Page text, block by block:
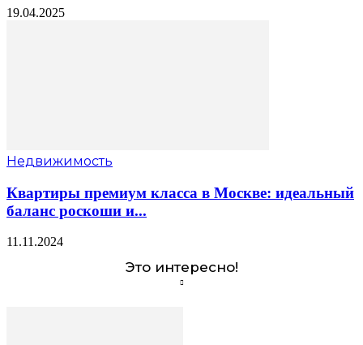
19.04.2025
Недвижимость
Квартиры премиум класса в Москве: идеальный
баланс роскоши и...
11.11.2024
Это интересно!